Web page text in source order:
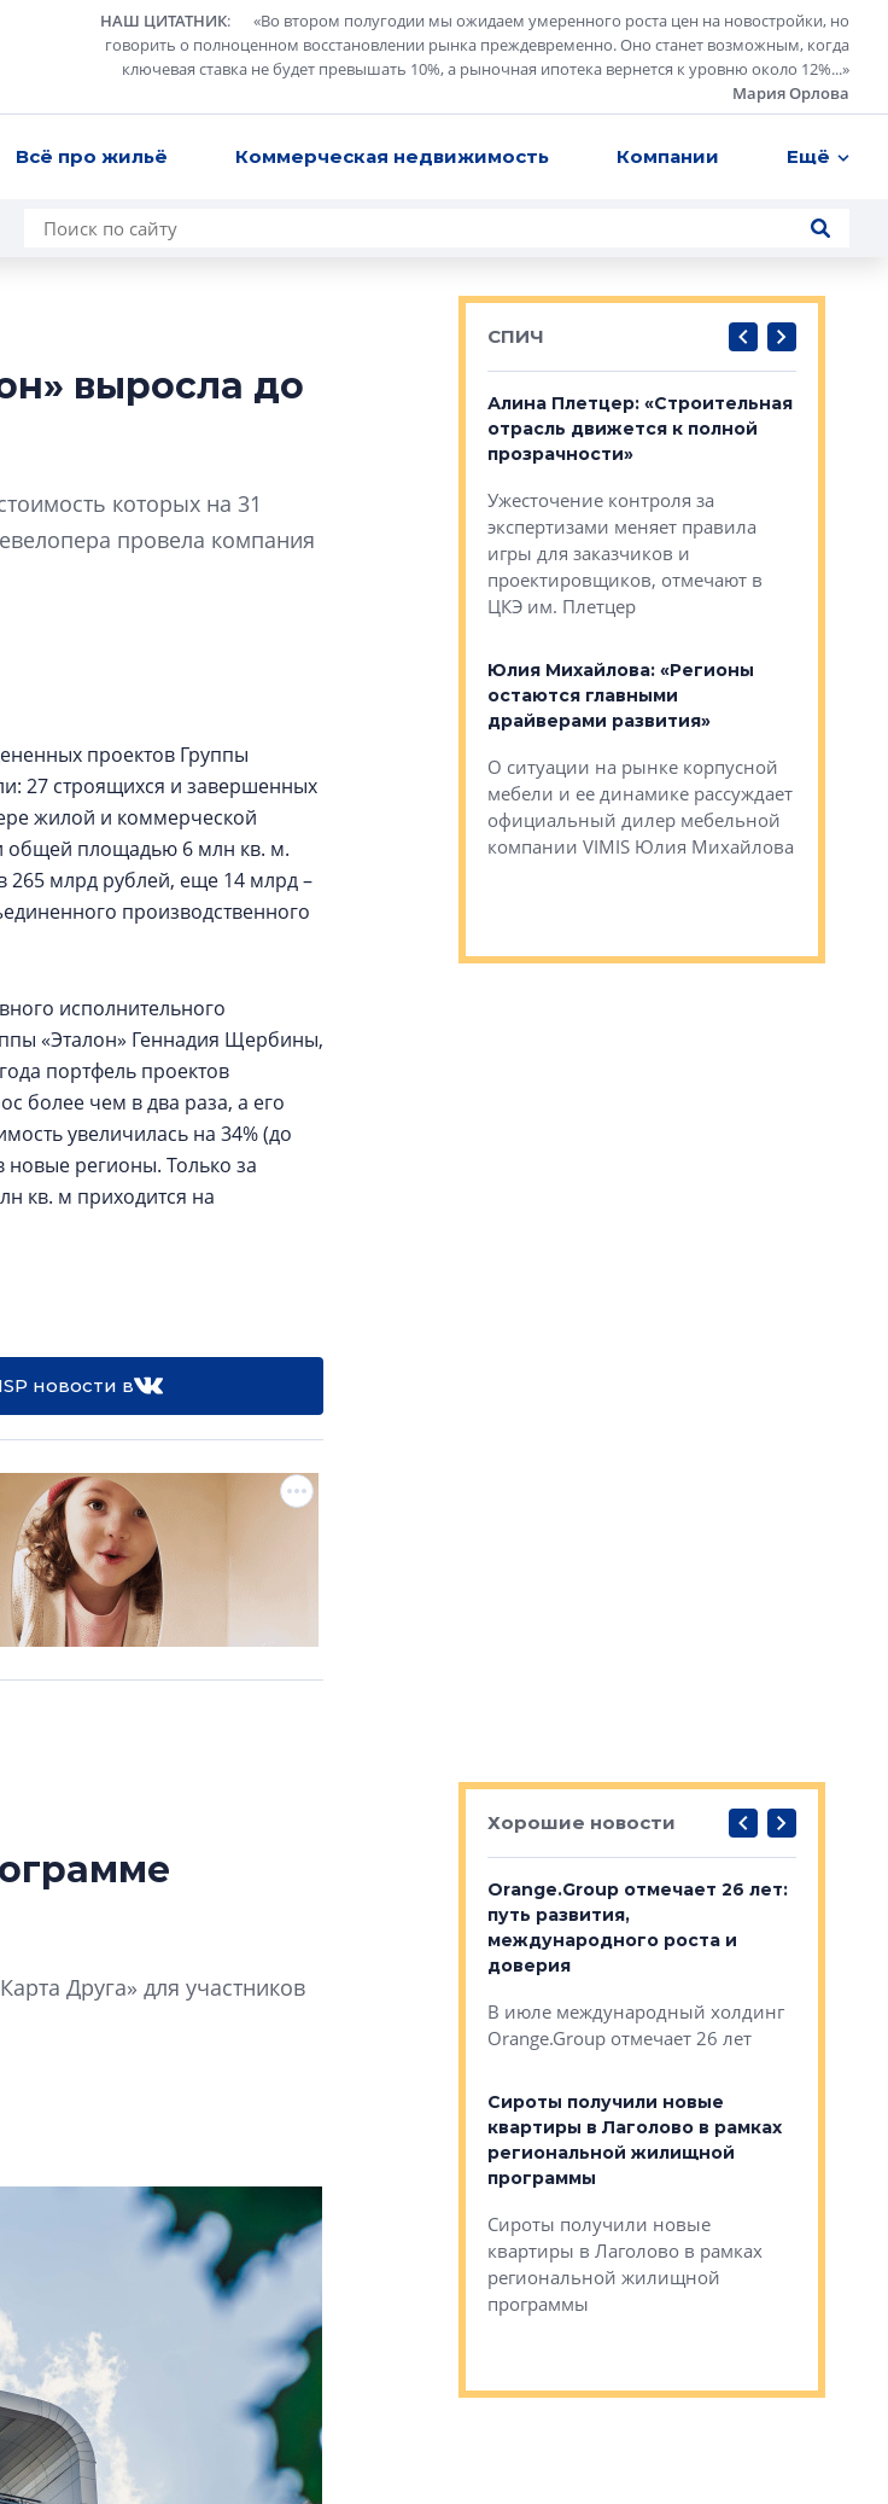
НАШ ЦИТАТНИК: «Во втором полугодии мы ожидаем умеренного роста цен на новостройки, но
говорить о полноценном восстановлении рынка преждевременно. Оно станет возможным, когда
ключевая ставка не будет превышать 10%, а рыночная ипотека вернется к уровню около 12%...»
Мария Орлова
Всё про жильё Коммерческая недвижимость Компании Ещё
выросла до
которых на 31
провела компания
проектов Группы
27 строящихся и завершенных
жилой и коммерческой
общей площадью 6 млн кв. м.
265 млрд рублей, еще 14 млрд –
производственного
исполнительного
«Эталон» Геннадия Щербины,
портфель проектов
более чем в два раза, а его
увеличилась на 34% (до
новые регионы. Только за
кв. м приходится на
новости в
СПИЧ
Роман Корнышев: «Поводом
Девелопер «Вертикаль»: поводом
электромобиль
приблизятся к гостиничному
уровню сервиса, уверены в УК
КЕЙПОРТ
Алина Плетцер: «Строительная
отрасль движется к полной
прозрачности»
Ужесточение контроля за
экспертизами меняет правила
игры для заказчиков и
проектировщиков, отмечают в
ЦКЭ им. Плетцер
Юлия Михайлова: «Регионы
остаются главными
драйверами развития»
О ситуации на рынке корпусной
мебели и ее динамике рассуждает
официальный дилер мебельной
компании VIMIS Юлия Михайлова
Друга» для участников
Хорошие новости
девятый сезон творческого
В Красногвардейском районе
Петербурга появился еще один
центр совмещенного образования
Orange.Group отмечает 26 лет:
путь развития,
международного роста и
доверия
В июле международный холдинг
Orange.Group отмечает 26 лет
Сироты получили новые
квартиры в Лаголово в рамках
региональной жилищной
программы
Сироты получили новые
квартиры в Лаголово в рамках
региональной жилищной
программы